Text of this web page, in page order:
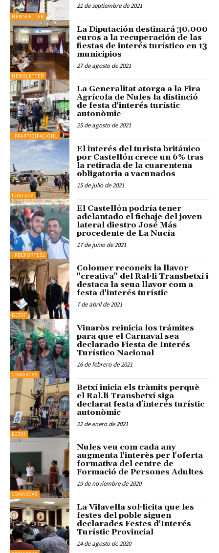
NEWSLETTER
21 de septiembre de 2021
NEWSLETTER
La Diputación destinará 30.000
euros a la recuperación de las
fiestas de interés turístico en 13
municipios
27 de agosto de 2021
_PPARTICIPACION1
La Generalitat atorga a la Fira
Agrícola de Nules la distinció
de festa d'interés turístic
autonòmic
25 de agosto de 2021
PORTADA
El interés del turista británico
por Castellón crece un 6% tras
la retirada de la cuarentena
obligatoria a vacunados
15 de julio de 2021
_PDEPORTES2
El Castellón podría tener
adelantado el fichaje del joven
lateral diestro José Más
procedente de La Nucía
17 de junio de 2021
BETXÍ
Colomer reconeix la llavor
"creativa" del Ral·li Transbetxí i
destaca la seua llavor com a
festa d'interés turístic
7 de abril de 2021
COMARCAS
Vinaròs reinicia los trámites
para que el Carnaval sea
declarado Fiesta de Interés
Turístico Nacional
16 de febrero de 2021
BETXÍ
Betxí inicia els tràmits perquè
el Ral.li Transbetxí siga
declarat festa d'interés turístic
autonòmic
22 de enero de 2021
COMARCAS
Nules veu com cada any
augmenta l'interès per l'oferta
formativa del centre de
Formació de Persones Adultes
19 de noviembre de 2020
La Vilavella sol·licita que les
festes del poble siguen
declarades Festes d'Interés
Turístic Provincial
14 de agosto de 2020